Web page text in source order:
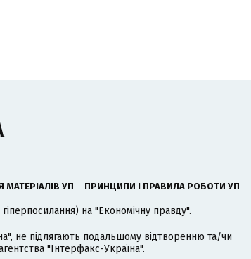
УП ПРИНЦИПИ І ПРАВИЛА РОБОТИ УП
на "Економічну правду".
, не підлягають подальшому відтворенню та/чи
"Інтерфакс-Україна".